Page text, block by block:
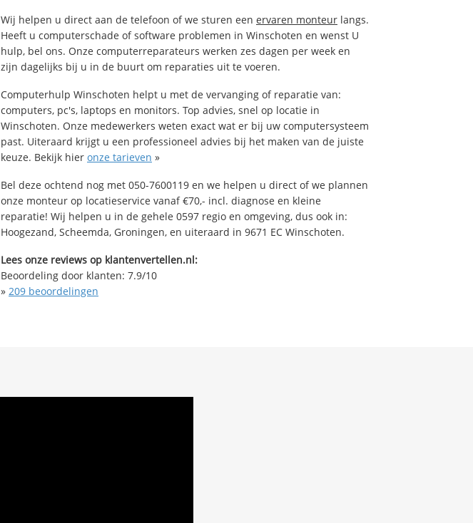
Wij helpen u direct aan de telefoon of we sturen een ervaren monteur langs.
Heeft u computerschade of software problemen in Winschoten en wenst U
hulp, bel ons. Onze computerreparateurs werken zes dagen per week en
zijn dagelijks bij u in de buurt om reparaties uit te voeren.
Computerhulp Winschoten helpt u met de vervanging of reparatie van:
computers, pc's, laptops en monitors. Top advies, snel op locatie in
Winschoten. Onze medewerkers weten exact wat er bij uw computersysteem
past. Uiteraard krijgt u een professioneel advies bij het maken van de juiste
keuze. Bekijk hier onze tarieven »
Bel deze ochtend nog met 050-7600119 en we helpen u direct of we plannen
onze monteur op locatieservice vanaf €70,- incl. diagnose en kleine
reparatie! Wij helpen u in de gehele 0597 regio en omgeving, dus ook in:
Hoogezand, Scheemda, Groningen, en uiteraard in 9671 EC Winschoten.
Lees onze reviews op klantenvertellen.nl:
Beoordeling door klanten: 7.9/10
» 209 beoordelingen